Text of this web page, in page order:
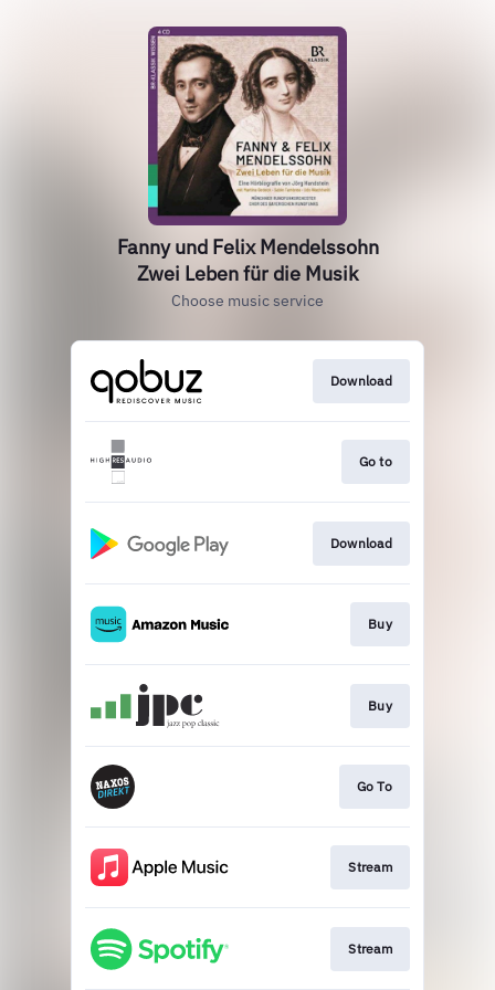
Fanny und Felix Mendelssohn
Zwei Leben für die Musik
Choose music service
Download
Go to
Download
Buy
Buy
Go To
Stream
Stream